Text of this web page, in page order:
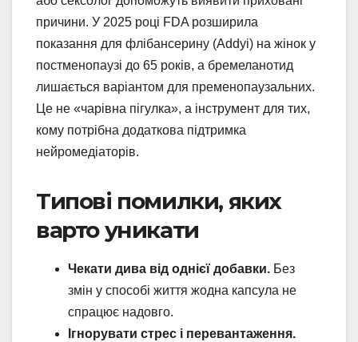
причини. У 2025 році FDA розширила
показання для флібансерину (Addyi) на жінок у
постменопаузі до 65 років, а бремеланотид
лишається варіантом для пременопаузальних.
Це не «чарівна пігулка», а інструмент для тих,
кому потрібна додаткова підтримка
нейромедіаторів.
Типові помилки, яких
варто уникати
Чекати дива від однієї добавки. Без
змін у способі життя жодна капсула не
спрацює надовго.
Ігнорувати стрес і перевантаження.